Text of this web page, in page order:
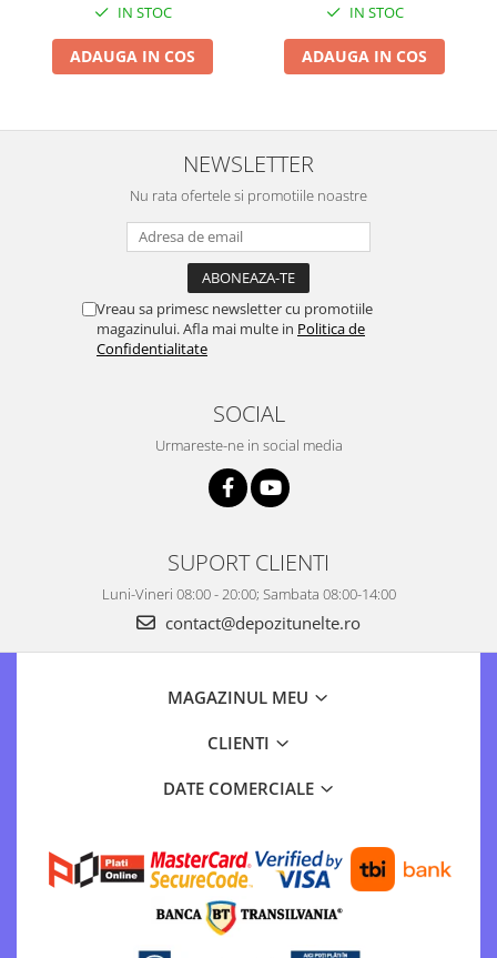
IN STOC
ADAUGA IN COS
IN STOC
ADAUGA IN COS
NEWSLETTER
Nu rata ofertele si promotiile noastre
Vreau sa primesc newsletter cu promotiile
magazinului. Afla mai multe in Politica de
Confidentialitate
SOCIAL
Urmareste-ne in social media
SUPORT CLIENTI
Luni-Vineri 08:00 - 20:00; Sambata 08:00-14:00
contact@depozitunelte.ro
MAGAZINUL MEU
CLIENTI
DATE COMERCIALE